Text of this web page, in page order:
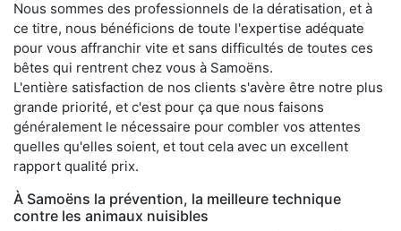
Nous sommes des professionnels de la dératisation, et à
ce titre, nous bénéficions de toute l'expertise adéquate
pour vous affranchir vite et sans difficultés de toutes ces
bêtes qui rentrent chez vous à Samoëns.
L'entière satisfaction de nos clients s'avère être notre plus
grande priorité, et c'est pour ça que nous faisons
généralement le nécessaire pour combler vos attentes
quelles qu'elles soient, et tout cela avec un excellent
rapport qualité prix.
À Samoëns la prévention, la meilleure technique
contre les animaux nuisibles